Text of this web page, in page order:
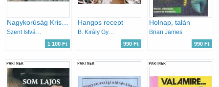
Nagykorúság Krisztusban
Szent István Társulat
1 100 Ft
Hangos recept
B. Király Györgyi
990 Ft
Holnap, talán
Brian James
990 Ft
PARTNER PARTNER PARTNER